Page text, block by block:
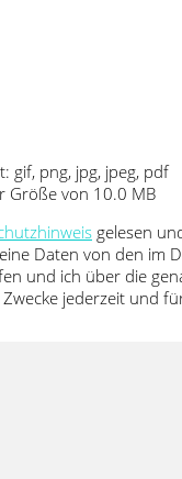
gif, png, jpg, jpeg, pdf
Größe von 10.0 MB
gelesen
Daten von den
und ich über die
jederzeit und